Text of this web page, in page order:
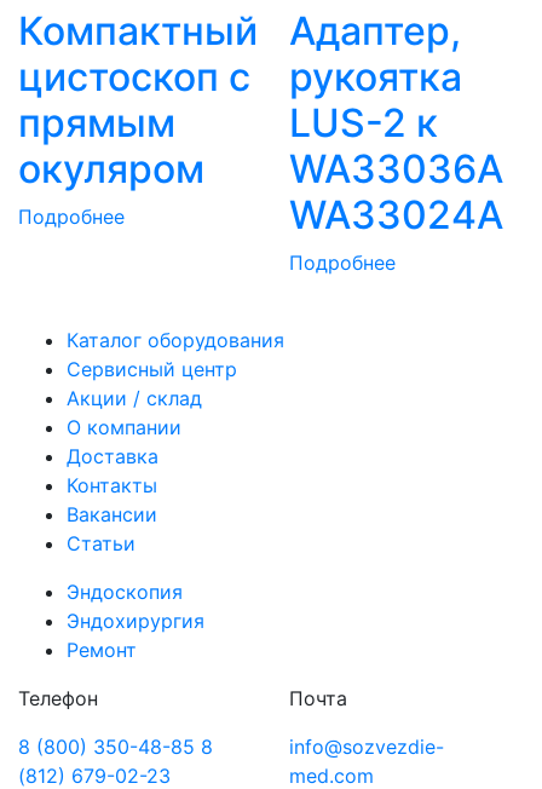
Компактный
цистоскоп с
прямым
окуляром
Подробнее
Адаптер,
рукоятка
LUS-2 к
WA33036A
WA33024A
Подробнее
Каталог оборудования
Сервисный центр
Акции / склад
О компании
Доставка
Контакты
Вакансии
Статьи
Эндоскопия
Эндохирургия
Ремонт
Телефон
8 (800) 350-48-85 8
(812) 679-02-23
Почта
info@sozvezdie-
med.com